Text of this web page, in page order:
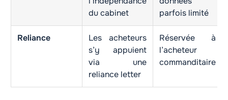
du cabinet
parfois limité
Reliance
Les acheteurs
s’y appuient
via une
reliance letter
Réservée à
l’acheteur
commanditaire